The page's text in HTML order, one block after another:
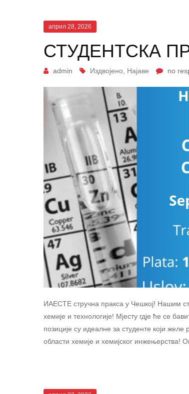
април 28, 2026
СТУДЕНТСКА
admin Издвојено Најаве no
ИАЕСТЕ стручна пракса у Чешкој! Нашим
хемије и технологије! Мјесту гдје ће се
позиције су идеалне за студенте који
области хемије и хемијског инжењерства!